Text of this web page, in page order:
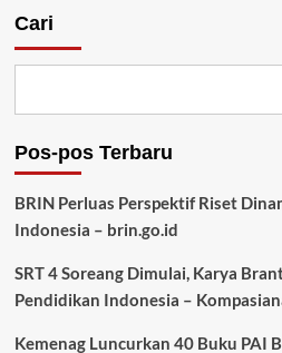
DWP
Kota
Cari
Pos-pos Terbaru
BRIN Perluas Perspektif Riset
Indonesia – brin.go.id
SRT 4 Soreang Dimulai, Karya
Pendidikan Indonesia –
Kemenag Luncurkan 40 Buku PAI